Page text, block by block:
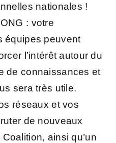
nationales !
ONG : votre
équipes peuvent
l’intérêt autour du
de connaissances et
sera très utile.
réseauxet vos
de nouveaux
, ainsi qu’un